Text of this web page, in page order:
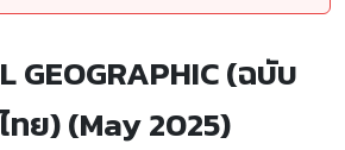
GEOGRAPHIC (ฉบับ
ทย) (May 2025)